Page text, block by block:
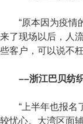
“原本因为疫情的
来了现场以后，人
些客户，可以说不
––浙江巴贝纺
“上半年也报名了
较忧心。大湾区面